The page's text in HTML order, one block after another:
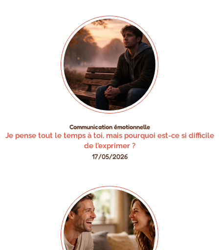
Communication émotionnelle
Je pense tout le temps à toi, mais pourquoi est-ce si difficile
de l’exprimer ?
17/05/2026